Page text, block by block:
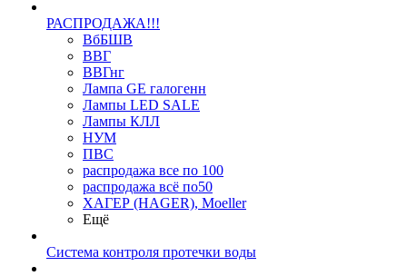
РАСПРОДАЖА!!!
ВбБШВ
ВВГ
ВВГнг
Лампа GE галогенн
Лампы LED SALE
Лампы КЛЛ
НУМ
ПВС
распродажа все по 100
распродажа всё по50
ХАГЕР (HAGER), Moeller
Ещё
Система контроля протечки воды